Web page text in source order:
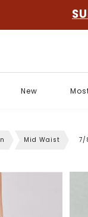
New
Mid Waist 7/